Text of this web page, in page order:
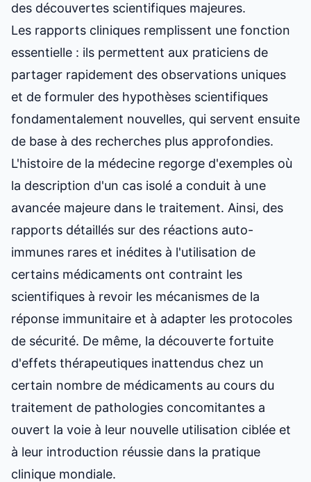
des découvertes scientifiques majeures.
Les rapports cliniques remplissent une fonction
essentielle : ils permettent aux praticiens de
partager rapidement des observations uniques
et de formuler des hypothèses scientifiques
fondamentalement nouvelles, qui servent ensuite
de base à des recherches plus approfondies.
L'histoire de la médecine regorge d'exemples où
la description d'un cas isolé a conduit à une
avancée majeure dans le traitement. Ainsi, des
rapports détaillés sur des réactions auto-
immunes rares et inédites à l'utilisation de
certains médicaments ont contraint les
scientifiques à revoir les mécanismes de la
réponse immunitaire et à adapter les protocoles
de sécurité. De même, la découverte fortuite
d'effets thérapeutiques inattendus chez un
certain nombre de médicaments au cours du
traitement de pathologies concomitantes a
ouvert la voie à leur nouvelle utilisation ciblée et
à leur introduction réussie dans la pratique
clinique mondiale.